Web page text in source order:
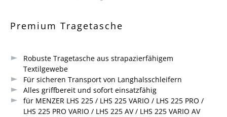
Premium Tragetasche
Robuste Tragetasche aus strapazierfähigem
Textilgewebe
Für sicheren Transport von Langhalsschleifern
Alles griffbereit und sofort einsatzfähig
für MENZER LHS 225 / LHS 225 VARIO / LHS 225 PRO /
LHS 225 PRO VARIO / LHS 225 AV / LHS 225 VARIO AV